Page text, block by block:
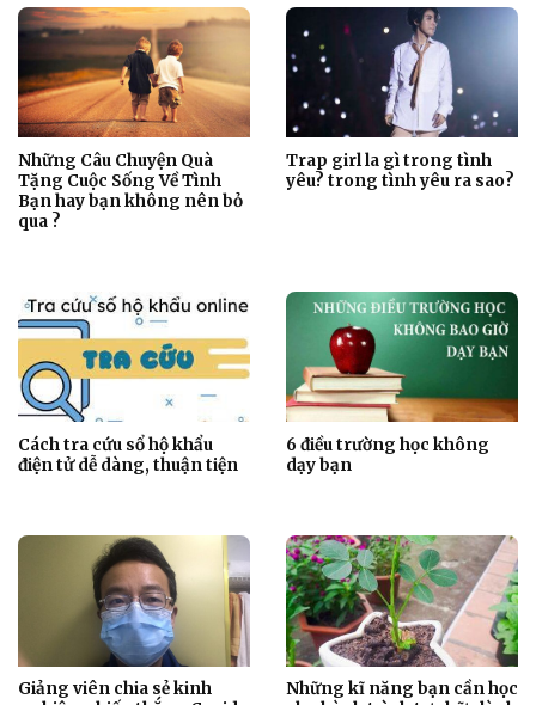
Những Câu Chuyện Quà
Tặng Cuộc Sống Về Tình
Bạn hay bạn không nên bỏ
qua ?
Trap girl la gì trong tình
yêu? trong tình yêu ra sao?
Cách tra cứu sổ hộ khẩu
điện tử dễ dàng, thuận tiện
6 điều trường học không
dạy bạn
Giảng viên chia sẻ kinh
Những kĩ năng bạn cần học